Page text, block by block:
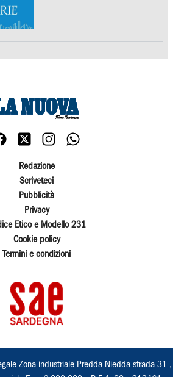
Redazione
Scriveteci
Pubblicità
Privacy
Etico e Modello 231
Cookie policy
Termini e condizioni
Zona industriale Predda Niedda strada 31 ,